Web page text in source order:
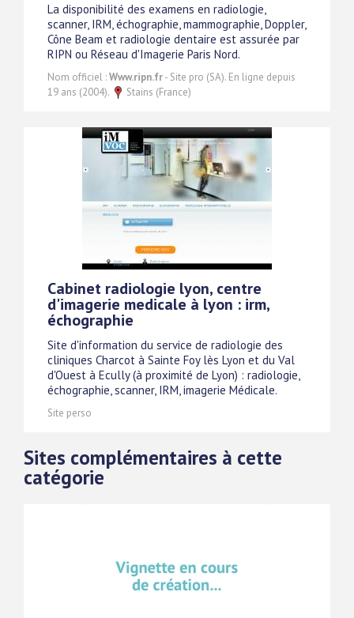
La disponibilité des examens en radiologie,
scanner, IRM, échographie, mammographie, Doppler,
Cône Beam et radiologie dentaire est assurée par
RIPN ou Réseau d'Imagerie Paris Nord.
Nom officiel :Www.ripn.fr- Site pro (SA). En ligne depuis
19 ans (2004).
Stains (France)
Cabinet radiologie lyon, centre
d'imagerie medicale à lyon : irm,
échographie
Site d'information du service de radiologie des
cliniques Charcot à Sainte Foy lès Lyon et du Val
d'Ouest à Ecully (à proximité de Lyon) : radiologie,
échographie, scanner, IRM, imagerie Médicale.
Site perso
Sites complémentaires à cette
catégorie